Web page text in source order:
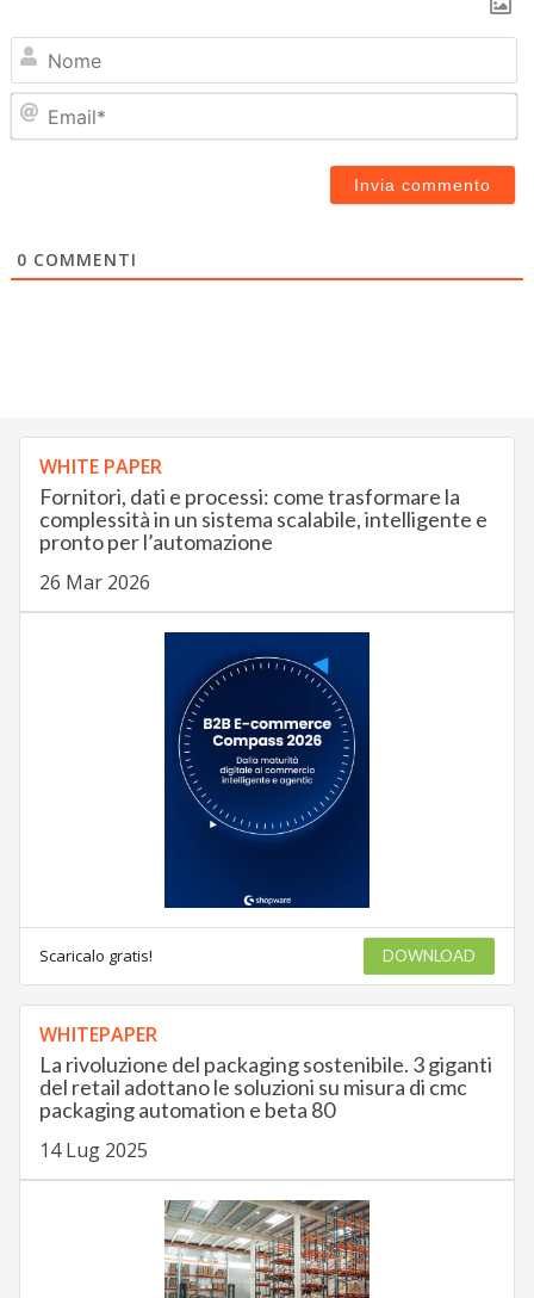
0 COMMENTI
WHITE PAPER
Fornitori, dati e processi: come trasformare la
complessità in un sistema scalabile, intelligente e
pronto per l’automazione
26 Mar 2026
Scaricalo gratis! DOWNLOAD
WHITEPAPER
La rivoluzione del packaging sostenibile. 3 giganti
del retail adottano le soluzioni su misura di cmc
packaging automation e beta 80
14 Lug 2025